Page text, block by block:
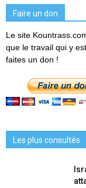
Faire un don
Le site
que le travail qui y
faites un don !
Les plus consultés